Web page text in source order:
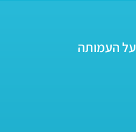
על העמותה